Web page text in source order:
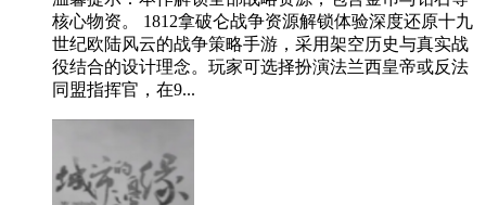
核心物资。 1812拿破仑战争资源解锁体验深度还原十九
世纪欧陆风云的战争策略手游，采用架空历史与真实战
役结合的设计理念。玩家可选择扮演法兰西皇帝或反法
同盟指挥官，在9...